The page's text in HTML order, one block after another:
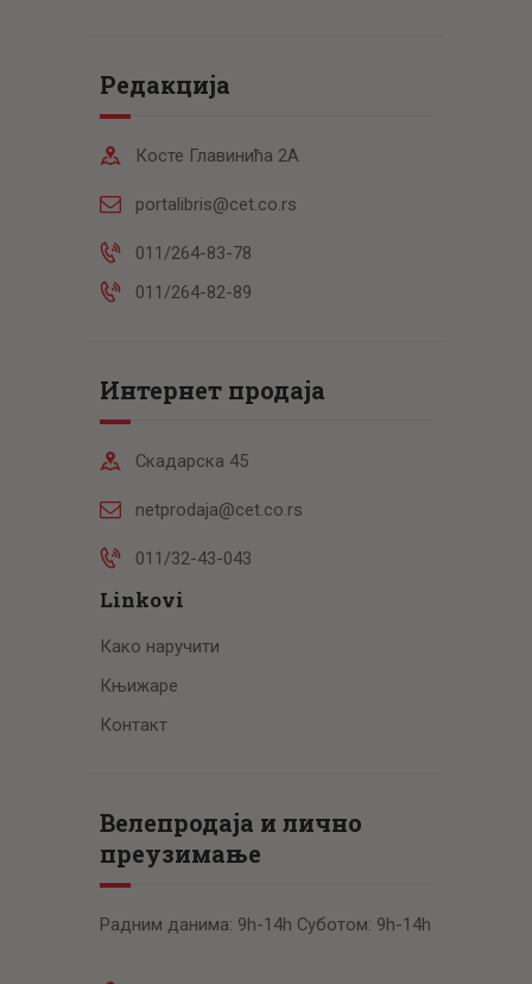
Редакција
Косте Главинића 2А
portalibris@cet.co.rs
011/264-83-78
011/264-82-89
Интернет продаја
Скадарска 45
netprodaja@cet.co.rs
011/32-43-043
Linkovi
Како наручити
Књижаре
Контакт
Велепродаја и лично
преузимање
Радним данима: 9h-14h Суботом: 9h-14h